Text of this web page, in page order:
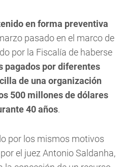
en forma preventiva
pasado en el marco de
por la Fiscalía de haberse
pagados por diferentes
de una organización
500 millones de dólares
40 años.
por los mismos motivos
el juez Antonio Saldanha,